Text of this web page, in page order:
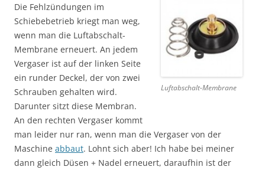
Luftabschalt-Membrane
Die Fehlzündungen im
Schiebebetrieb kriegt man weg,
wenn man die Luftabschalt-
Membrane erneuert. An jedem
Vergaser ist auf der linken Seite
ein runder Deckel, der von zwei
Schrauben gehalten wird.
Darunter sitzt diese Membran.
An den rechten Vergaser kommt
man leider nur ran, wenn man die Vergaser von der
Maschine abbaut. Lohnt sich aber! Ich habe bei meiner
dann gleich Düsen + Nadel erneuert, daraufhin ist der